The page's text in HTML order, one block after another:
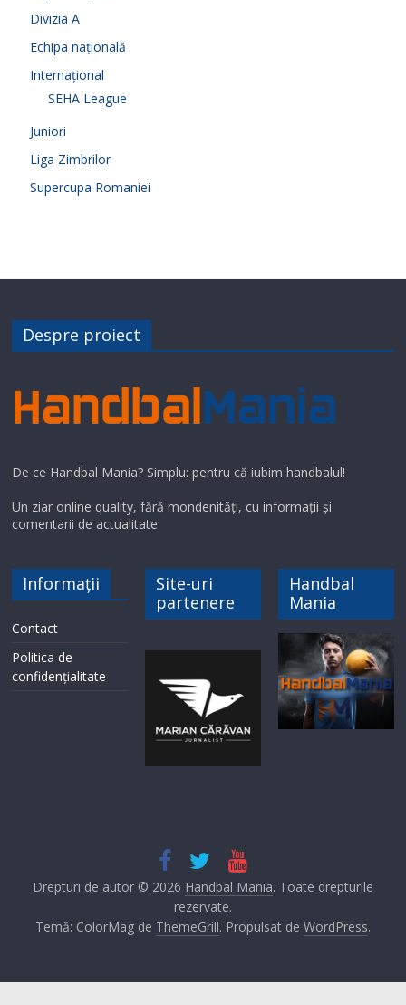
Divizia A
Echipa națională
Internațional
SEHA League
Juniori
Liga Zimbrilor
Supercupa Romaniei
Despre proiect
De ce Handbal Mania? Simplu: pentru că iubim handbalul!
Un ziar online quality, fără mondenități, cu informații și
comentarii de actualitate.
Informații
Contact
Politica de
confidențialitate
Site-uri
partenere
Handbal
Mania
Drepturi de autor © 2026 Handbal Mania. Toate drepturile
rezervate.
Temă: ColorMag de ThemeGrill. Propulsat de WordPress.